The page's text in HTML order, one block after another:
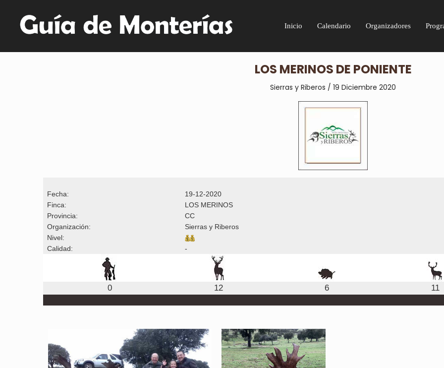
Inicio Calendario Organizadores
LOS MERINOS DE PONIENTE
Sierras y Riberos / 19 Diciembre 2020
Fecha:
19-12-2020
Finca:
LOS MERINOS
Provincia:
CC
Organización:
Sierras y Riberos
Nivel:
Calidad:
-
0 12 6 11